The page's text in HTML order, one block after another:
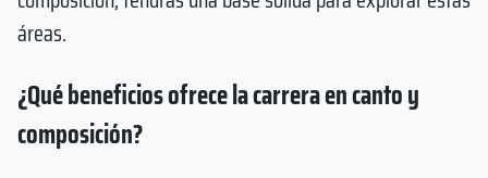
áreas.
¿Qué beneficios ofrece la carrera en canto y
composición?